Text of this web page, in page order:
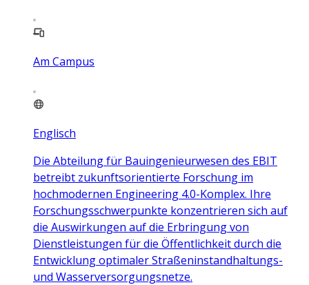
Am Campus
Englisch
Die Abteilung für Bauingenieurwesen des EBIT
betreibt zukunftsorientierte Forschung im
hochmodernen Engineering 4.0-Komplex. Ihre
Forschungsschwerpunkte konzentrieren sich auf
die Auswirkungen auf die Erbringung von
Dienstleistungen für die Öffentlichkeit durch die
Entwicklung optimaler Straßeninstandhaltungs-
und Wasserversorgungsnetze.